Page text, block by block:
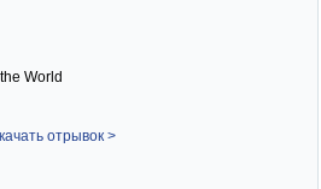
World
отрывок >